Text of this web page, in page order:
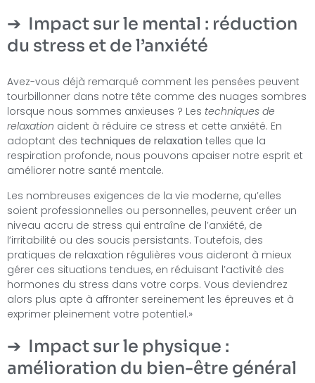
Impact sur le mental : réduction
du stress et de l’anxiété
Avez-vous déjà remarqué comment les pensées peuvent
tourbillonner dans notre tête comme des nuages sombres
lorsque nous sommes anxieuses ? Les techniques de
relaxation aident à réduire ce stress et cette anxiété. En
adoptant des techniques de relaxation telles que la
respiration profonde, nous pouvons apaiser notre esprit et
améliorer notre santé mentale.
Les nombreuses exigences de la vie moderne, qu’elles
soient professionnelles ou personnelles, peuvent créer un
niveau accru de stress qui entraîne de l’anxiété, de
l’irritabilité ou des soucis persistants. Toutefois, des
pratiques de relaxation régulières vous aideront à mieux
gérer ces situations tendues, en réduisant l’activité des
hormones du stress dans votre corps. Vous deviendrez
alors plus apte à affronter sereinement les épreuves et à
exprimer pleinement votre potentiel.»
Impact sur le physique :
amélioration du bien-être général